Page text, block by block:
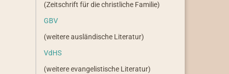
(Zeitschrift für die christliche Familie)
GBV
(weitere ausländische Literatur)
VdHS
(weitere evangelistische Literatur)